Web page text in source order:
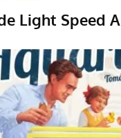
Light Speed